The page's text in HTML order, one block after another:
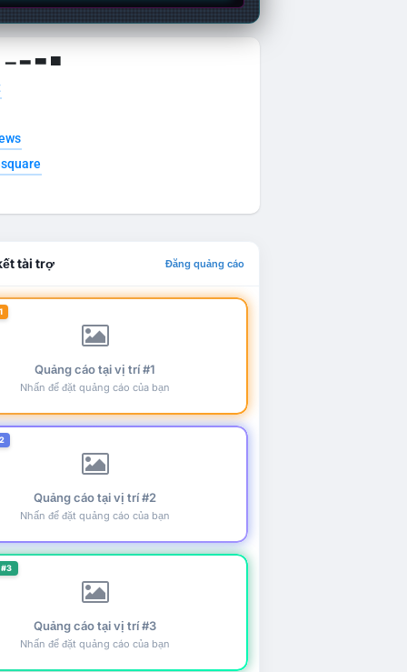
▁ ▂ ▃ ▄
tài trợ Đăng quảng cáo
Quảng cáo tại vị trí #1
Nhấn để đặt quảng cáo của bạn
Quảng cáo tại vị trí #2
Nhấn để đặt quảng cáo của bạn
Quảng cáo tại vị trí #3
Nhấn để đặt quảng cáo của bạn